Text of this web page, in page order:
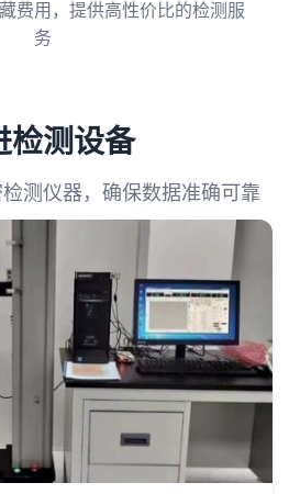
费用，提供高性价比的检测服
务
检测设备
测仪器，确保数据准确可靠